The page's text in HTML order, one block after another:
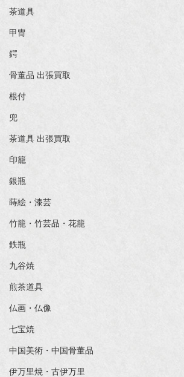
茶道具
甲冑
鍔
骨董品 出張買取
根付
兜
茶道具 出張買取
印籠
銀瓶
蒔絵・漆芸
竹籠・竹芸品・花籠
鉄瓶
九谷焼
煎茶道具
仏画・仏像
七宝焼
中国美術・中国骨董品
伊万里焼・古伊万里